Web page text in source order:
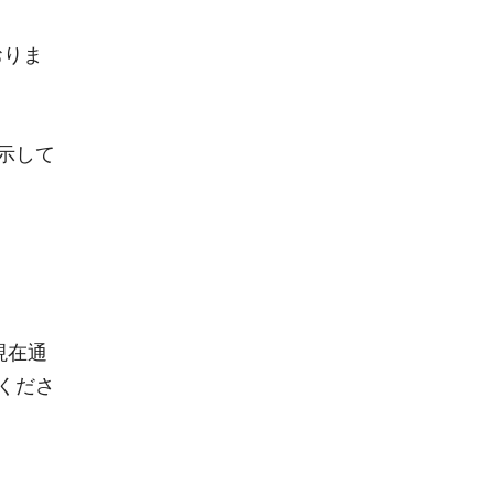
ま
して
在通
ださ